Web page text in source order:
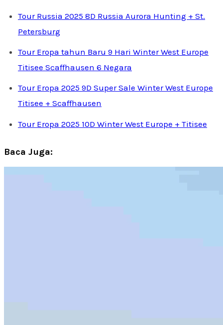
Tour Russia 2025 8D Russia Aurora Hunting + St.
Petersburg
Tour Eropa tahun Baru 9 Hari Winter West Europe
Titisee Scaffhausen 6 Negara
Tour Eropa 2025 9D Super Sale Winter West Europe
Titisee + Scaffhausen
Tour Eropa 2025 10D Winter West Europe + Titisee
Baca Juga: